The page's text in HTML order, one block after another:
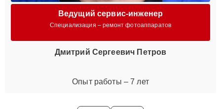
Ведущий сервис-инженер
Специализация – ремонт фотоаппаратов
Дмитрий Сергеевич Петров
Опыт работы – 7 лет